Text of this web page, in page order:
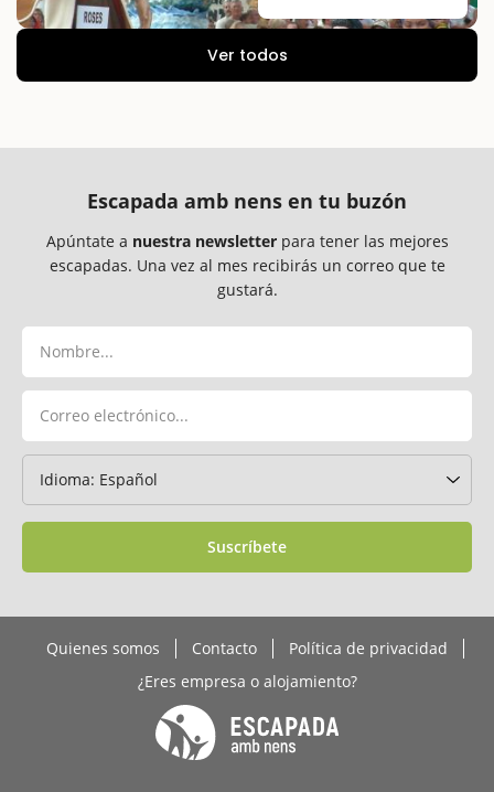
Ver todos
Escapada amb nens en tu buzón
Apúntate a nuestra newsletterpara tener las mejores
escapadas. Una vez al mes recibirás un correo que te
gustará.
Suscríbete
Quienes somos Contacto
Política de privacidad
¿Eres empresa o alojamiento?